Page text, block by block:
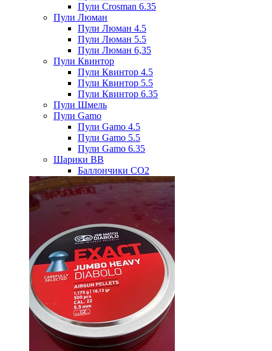
Пули Crosman 6.35
Пули Люман
Пули Люман 4.5
Пули Люман 5.5
Пули Люман 6,35
Пули Квинтор
Пули Квинтор 4.5
Пули Квинтор 5.5
Пули Квинтор 6.35
Пули Шмель
Пули Gamo
Пули Gamo 4.5
Пули Gamo 5.5
Пули Gamo 6.35
Шарики BB
Баллончики CO2